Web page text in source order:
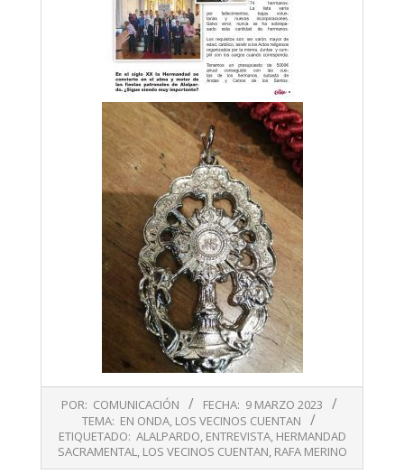
POR: COMUNICACIÓN FECHA: 9 MARZO 2023
TEMA: EN ONDA, LOS VECINOS CUENTAN
ETIQUETADO: ALALPARDO, ENTREVISTA, HERMANDAD
SACRAMENTAL, LOS VECINOS CUENTAN, RAFA MERINO